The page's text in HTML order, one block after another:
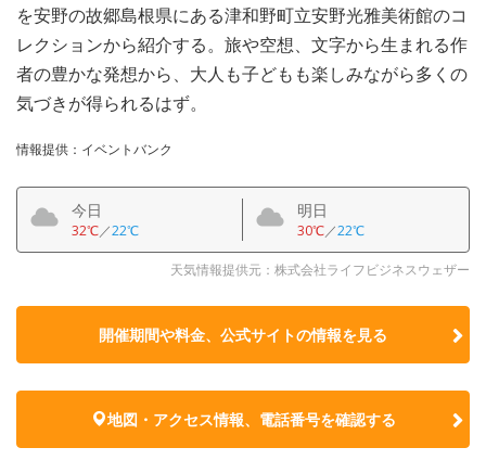
を安野の故郷島根県にある津和野町立安野光雅美術館のコ
レクションから紹介する。旅や空想、文字から生まれる作
者の豊かな発想から、大人も子どもも楽しみながら多くの
気づきが得られるはず。
情報提供：イベントバンク
今日
32℃／22℃
明日
30℃／22℃
天気情報提供元：株式会社ライフビジネスウェザー
開催期間や料金、公式サイトの情報を見る
地図・アクセス情報、電話番号を確認する